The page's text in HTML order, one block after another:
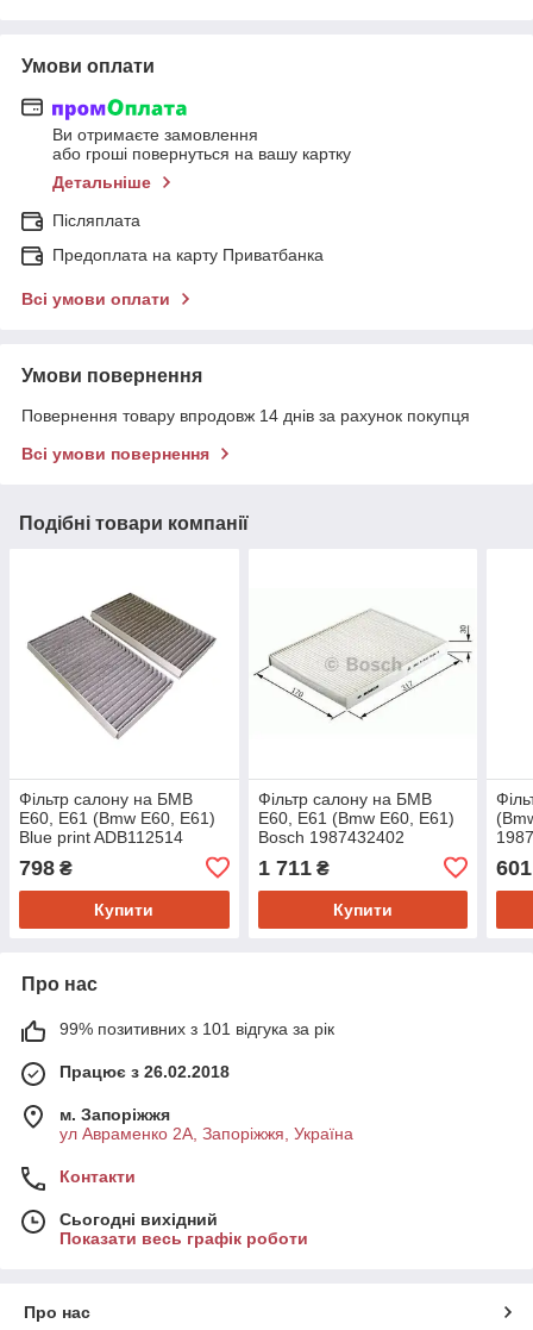
Умови оплати
Ви отримаєте замовлення
або гроші повернуться на вашу картку
Детальніше
Післяплата
Предоплата на карту Приватбанка
Всі умови оплати
Умови повернення
Повернення товару впродовж 14 днів за рахунок покупця
Всі умови повернення
Подібні товари компанії
Фільтр салону на БМВ
Е60, Е61 (Bmw E60, E61)
Blue print ADB112514
798 ₴
Купити
Фільтр салону на БМВ
Е60, Е61 (Bmw E60, E61)
Bosch 1987432402
1 711₴
Купити
601
Про нас
99% позитивних з 101 відгука за рік
Працює з 26.02.2018
м. Запоріжжя
ул Авраменко 2А, Запоріжжя, Україна
Контакти
Сьогодні вихідний
Показати весь графік роботи
Про нас